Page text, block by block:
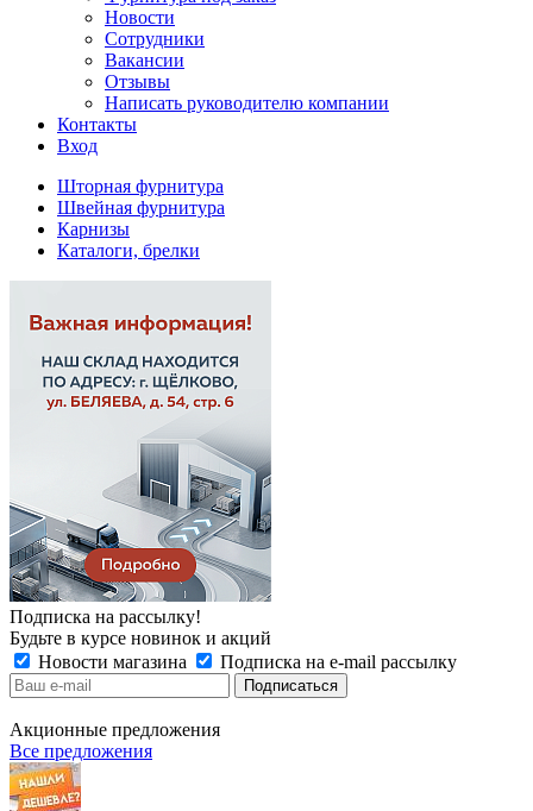
Новости
Сотрудники
Вакансии
Отзывы
Написать руководителю компании
Контакты
Вход
Шторная фурнитура
Швейная фурнитура
Карнизы
Каталоги, брелки
Подписка на рассылку!
Будьте в курсе новинок и акций
Новости магазина
Подписка на e-mail рассылку
Акционные предложения
Все предложения